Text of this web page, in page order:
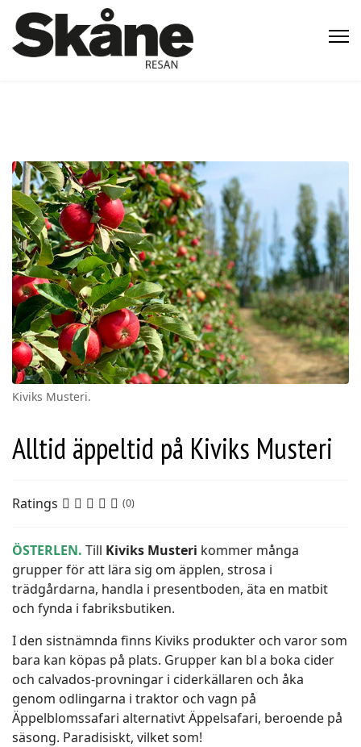
Kiviks Musteri.
Alltid äppeltid på Kiviks Musteri
Ratings (0)
ÖSTERLEN. Till Kiviks Musteri kommer många
grupper för att lära sig om äpplen, strosa i
trädgårdarna, handla i presentboden, äta en matbit
och fynda i fabriksbutiken.
I den sistnämnda finns Kiviks produkter och varor som
bara kan köpas på plats. Grupper kan bl a boka cider
och calvados-provningar i ciderkällaren och åka
genom odlingarna i traktor och vagn på
Äppelblomssafari alternativt Äppelsafari, beroende på
säsong. Paradisiskt, vilket som!